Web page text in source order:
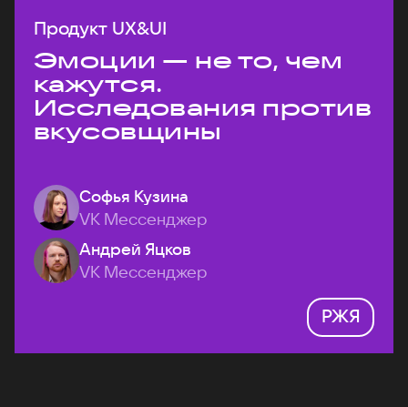
Продукт UX&UI
Эмоции — не то, чем
кажутся.
Исследования против
вкусовщины
Софья Кузина
VK Мессенджер
Андрей Яцков
VK Мессенджер
РЖЯ